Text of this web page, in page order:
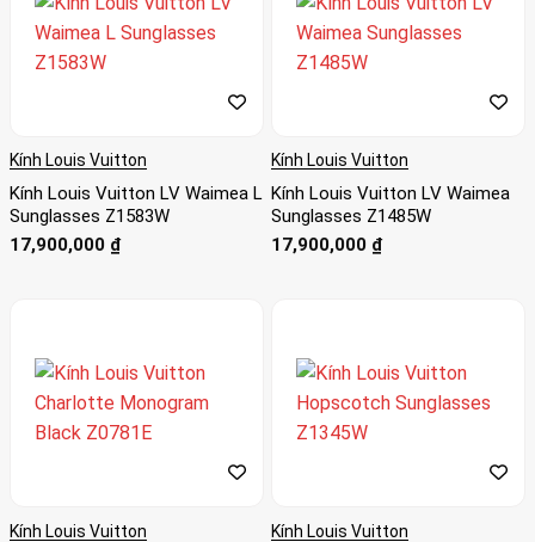
Kính Louis Vuitton
Kính Louis Vuitton LV Waimea L
Sunglasses Z1583W
17,900,000 ₫
Kính Louis Vuitton
Kính Louis Vuitton LV Waimea
Sunglasses Z1485W
17,900,000 ₫
Kính Louis Vuitton Kính Louis Vuitton